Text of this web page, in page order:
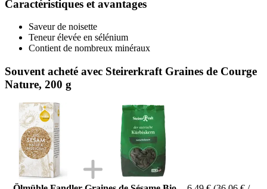
Caractéristiques et avantages
Saveur de noisette
Teneur élevée en sélénium
Contient de nombreux minéraux
Souvent acheté avec Steirerkraft Graines de Courge
Nature, 200 g